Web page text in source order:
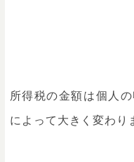
所得税の金額は個人
によって大きく変わり